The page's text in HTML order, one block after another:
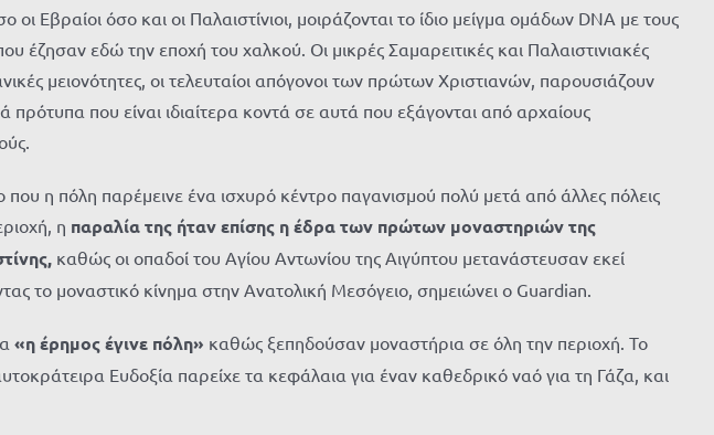
οι Εβραίοι όσο και οι Παλαιστίνιοι, μοιράζονται το ίδιο μείγμα ομάδων DNA με τους
έζησαν εδώ την εποχή του χαλκού. Οι μικρές Σαμαρειτικές και Παλαιστινιακές
μειονότητες, οι τελευταίοι απόγονοι των πρώτων Χριστιανών, παρουσιάζουν
πρότυπα που είναι ιδιαίτερα κοντά σε αυτά που εξάγονται από αρχαίους
η πόλη παρέμεινε ένα ισχυρό κέντρο παγανισμού πολύ μετά από άλλες πόλεις
η παραλία της ήταν επίσης η έδρα των πρώτων μοναστηριών της
καθώς οι οπαδοί του Αγίου Αντωνίου της Αιγύπτου μετανάστευσαν εκεί
το μοναστικό κίνημα στην Ανατολική Μεσόγειο, σημειώνει ο Guardian.
«η έρημος έγινε πόλη» καθώς ξεπηδούσαν μοναστήρια σε όλη την περιοχή. Το
Ευδοξία παρείχε τα κεφάλαια για έναν καθεδρικό ναό για τη Γάζα, και